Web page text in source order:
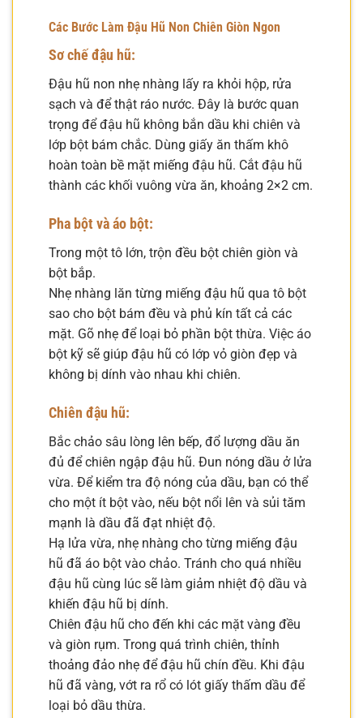
Các Bước Làm Đậu Hũ Non Chiên Giòn Ngon
Sơ chế đậu hũ:
Đậu hũ non nhẹ nhàng lấy ra khỏi hộp, rửa
sạch và để thật ráo nước. Đây là bước quan
trọng để đậu hũ không bắn dầu khi chiên và
lớp bột bám chắc. Dùng giấy ăn thấm khô
hoàn toàn bề mặt miếng đậu hũ. Cắt đậu hũ
thành các khối vuông vừa ăn, khoảng 2×2 cm.
Pha bột và áo bột:
Trong một tô lớn, trộn đều bột chiên giòn và
bột bắp.
Nhẹ nhàng lăn từng miếng đậu hũ qua tô bột
sao cho bột bám đều và phủ kín tất cả các
mặt. Gõ nhẹ để loại bỏ phần bột thừa. Việc áo
bột kỹ sẽ giúp đậu hũ có lớp vỏ giòn đẹp và
không bị dính vào nhau khi chiên.
Chiên đậu hũ:
Bắc chảo sâu lòng lên bếp, đổ lượng dầu ăn
đủ để chiên ngập đậu hũ. Đun nóng dầu ở lửa
vừa. Để kiểm tra độ nóng của dầu, bạn có thể
cho một ít bột vào, nếu bột nổi lên và sủi tăm
mạnh là dầu đã đạt nhiệt độ.
Hạ lửa vừa, nhẹ nhàng cho từng miếng đậu
hũ đã áo bột vào chảo. Tránh cho quá nhiều
đậu hũ cùng lúc sẽ làm giảm nhiệt độ dầu và
khiến đậu hũ bị dính.
Chiên đậu hũ cho đến khi các mặt vàng đều
và giòn rụm. Trong quá trình chiên, thỉnh
thoảng đảo nhẹ để đậu hũ chín đều. Khi đậu
hũ đã vàng, vớt ra rổ có lót giấy thấm dầu để
loại bỏ dầu thừa.